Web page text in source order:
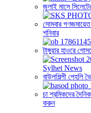
জুলাই মাসে
সোমবার
শনিবার
টাঙ্গুয়ার হাওরে
বাউলশিল্পী
চা শ্রমিকদের
করুন